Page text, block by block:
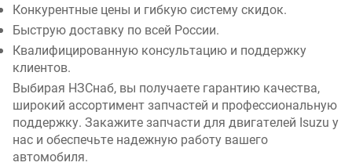
D7G001111001
Накладка
соединительная
насоса
DV6001028008
Зажим трубный
указателя
YUCHAI
Конкурентные цены и гибкую систему скидок.
Быструю доставку по всей России.
Квалифицированную консультацию и поддержку
клиентов.
Выбирая НЗСнаб, вы получаете гарантию качества,
широкий ассортимент запчастей и профессиональную
поддержку. Закажите запчасти для двигателей Isuzu у
нас и обеспечьте надежную работу вашего
автомобиля.